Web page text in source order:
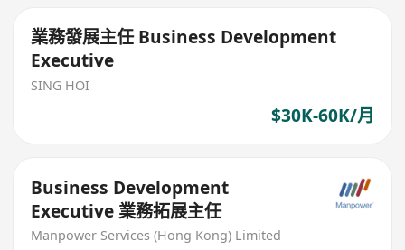
業務發展主任 Business Development
Executive
SING HOI
$30K-60K/月
Business Development
Executive 業務拓展主任
Manpower Services (Hong Kong) Limited